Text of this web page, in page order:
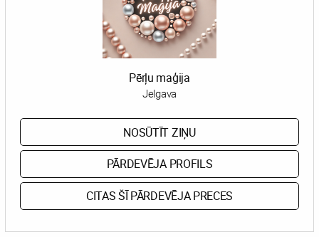
Pērļu maģija
Jelgava
NOSŪTĪT ZIŅU
PĀRDEVĒJA PROFILS
CITAS ŠĪ PĀRDEVĒJA PRECES